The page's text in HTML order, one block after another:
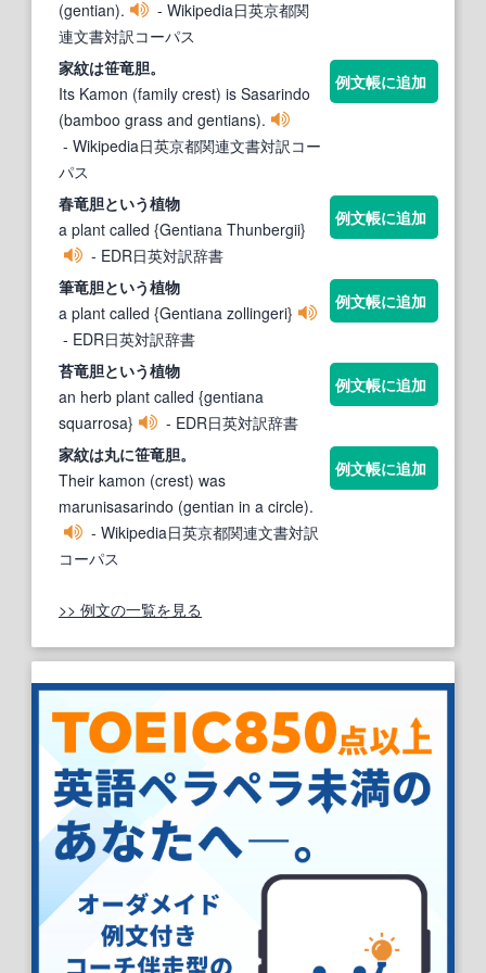
(gentian).
- Wikipedia日英京都関
連文書対訳コーパス
家紋は笹竜胆。
Its Kamon (family crest) is Sasarindo
(bamboo grass and gentians).
- Wikipedia日英京都関連文書対訳コー
パス
例文帳に追加
春竜胆という植物
a plant called {Gentiana Thunbergii}
- EDR日英対訳辞書
例文帳に追加
筆竜胆という植物
a plant called {Gentiana zollingeri}
- EDR日英対訳辞書
例文帳に追加
苔竜胆という植物
an herb plant called {gentiana
squarrosa}
- EDR日英対訳辞書
例文帳に追加
家紋は丸に笹竜胆。
Their kamon (crest) was
marunisasarindo (gentian in a circle).
- Wikipedia日英京都関連文書対訳
コーパス
例文帳に追加
>> 例文の一覧を見る